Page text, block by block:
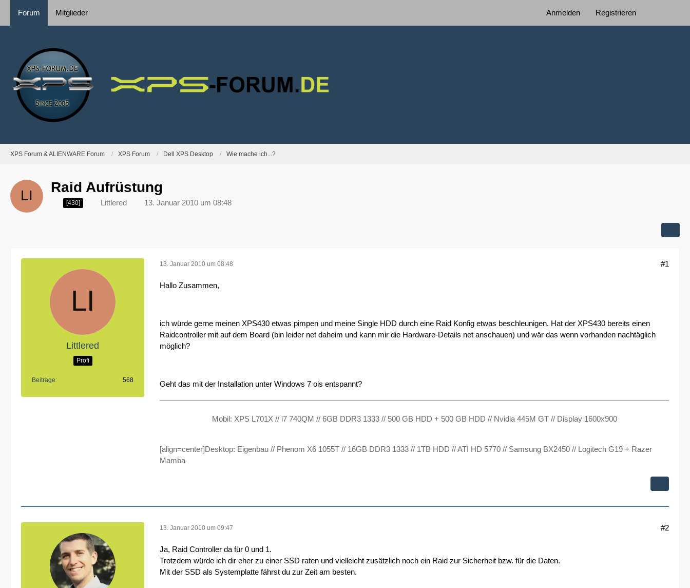
Forum Mitglieder Anmelden Registrieren
XPS Forum & ALIENWARE Forum XPS Forum Dell XPS Desktop Wie mache ich...?
Raid Aufrüstung
[430] Littlered 13. Januar 2010 um 08:48
Littlered
Profi
Beiträge 568
13. Januar 2010 um 08:48 #1
Hallo Zusammen,
ich würde gerne meinen XPS430 etwas pimpen und meine Single HDD durch eine Raid Konfig etwas beschleunigen. Hat der XPS430 bereits einen
Raidcontroller mit auf dem Board (bin leider net daheim und kann mir die Hardware-Details net anschauen) und wär das wenn vorhanden nachtäglich
möglich?
Geht das mit der Installation unter Windows 7 ois entspannt?
Mobil: XPS L701X // i7 740QM // 6GB DDR3 1333 // 500 GB HDD + 500 GB HDD // Nvidia 445M GT // Display 1600x900
[align=center]Desktop: Eigenbau // Phenom X6 1055T // 16GB DDR3 1333 // 1TB HDD // ATI HD 5770 // Samsung BX2450 // Logitech G19 + Razer
Mamba
13. Januar 2010 um 09:47 #2
Ja, Raid Controller da für 0 und 1.
Trotzdem würde ich dir eher zu einer SSD raten und vielleicht zusätzlich noch ein Raid zur Sicherheit bzw. für die Daten.
Mit der SSD als Systemplatte fährst du zur Zeit am besten.